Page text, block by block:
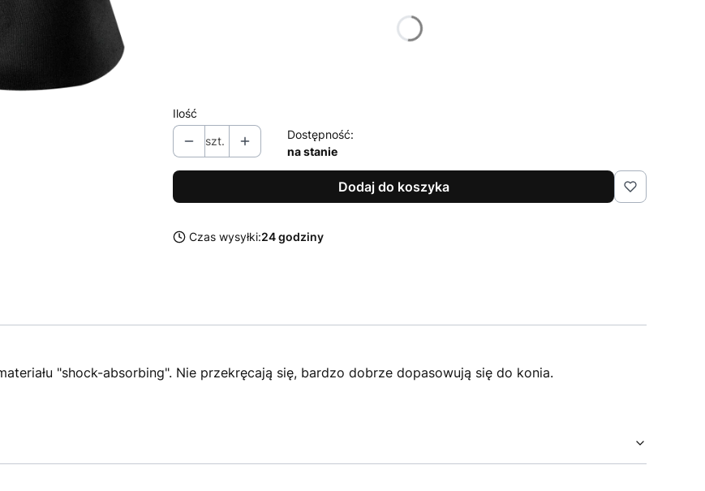
Ilość
szt.
Dostępność:
na stanie
Dodaj do koszyka
Czas wysyłki:24 godziny
"shock-absorbing". Nie przekręcają się, bardzo dobrze dopasowują się do konia.